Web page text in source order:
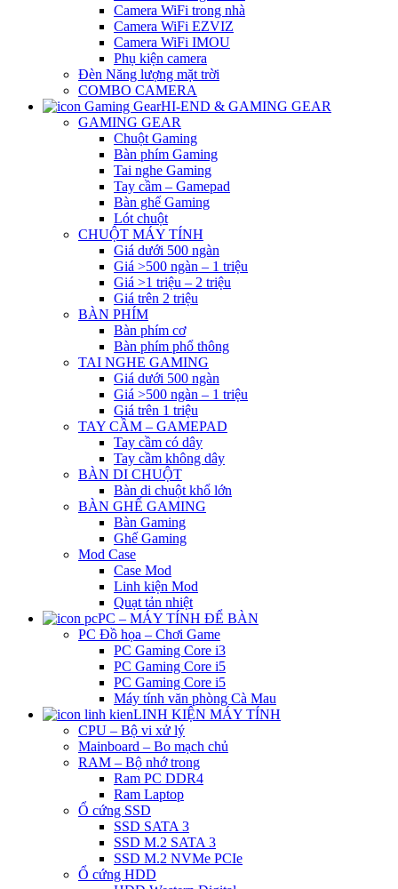
Camera WiFi trong nhà
Camera WiFi EZVIZ
Camera WiFi IMOU
Phụ kiện camera
Đèn Năng lượng mặt trời
COMBO CAMERA
HI-END & GAMING GEAR
GAMING GEAR
Chuột Gaming
Bàn phím Gaming
Tai nghe Gaming
Tay cầm – Gamepad
Bàn ghế Gaming
Lót chuột
CHUỘT MÁY TÍNH
Giá dưới 500 ngàn
Giá >500 ngàn – 1 triệu
Giá >1 triệu – 2 triệu
Giá trên 2 triệu
BÀN PHÍM
Bàn phím cơ
Bàn phím phổ thông
TAI NGHE GAMING
Giá dưới 500 ngàn
Giá >500 ngàn – 1 triệu
Giá trên 1 triệu
TAY CẦM – GAMEPAD
Tay cầm có dây
Tay cầm không dây
BÀN DI CHUỘT
Bàn di chuột khổ lớn
BÀN GHẾ GAMING
Bàn Gaming
Ghế Gaming
Mod Case
Case Mod
Linh kiện Mod
Quạt tản nhiệt
PC – MÁY TÍNH ĐỂ BÀN
PC Đồ họa – Chơi Game
PC Gaming Core i3
PC Gaming Core i5
PC Gaming Core i5
Máy tính văn phòng Cà Mau
LINH KIỆN MÁY TÍNH
CPU – Bộ vi xử lý
Mainboard – Bo mạch chủ
RAM – Bộ nhớ trong
Ram PC DDR4
Ram Laptop
Ổ cứng SSD
SSD SATA 3
SSD M.2 SATA 3
SSD M.2 NVMe PCIe
Ổ cứng HDD